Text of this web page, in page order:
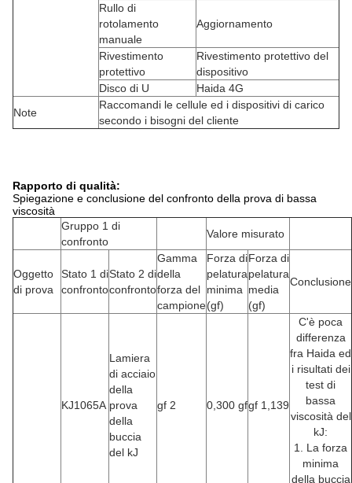
Rullo di
rotolamento
manuale
Aggiornamento
Rivestimento
protettivo
Rivestimento protettivo del
dispositivo
Disco di U
Haida 4G
Note
Raccomandi le cellule ed i dispositivi di carico
secondo i bisogni del cliente
Rapporto di qualità:
Spiegazione e conclusione del confronto della prova di bassa
viscosità
Gruppo 1 di
confronto
Valore misurato
Oggetto
di prova
Stato 1 di
confronto
Stato 2 di
confronto
Gamma
della
forza del
campione
Forza di
pelatura
minima
(gf)
Forza di
pelatura
media
(gf)
Conclusione
KJ1065A
Lamiera
di acciaio
della
prova
della
buccia
del kJ
gf 2 0,300 gfgf 1,139
C'è poca
differenza
fra Haida ed
i risultati dei
test di
bassa
viscosità del
kJ:
1. La forza
minima
della buccia